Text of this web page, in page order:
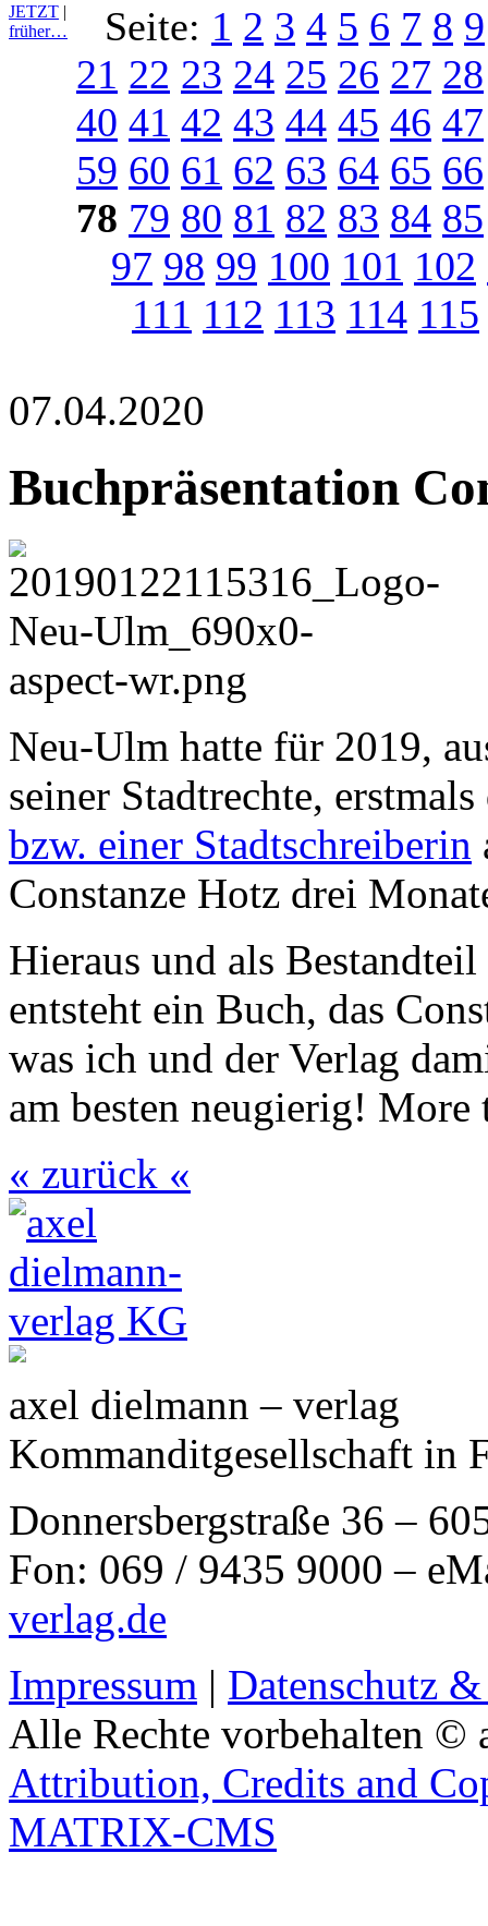
JETZT |
früher…
Seite: 1 2 3 4 5 6 7 8 9
21 22 23 24 25 26 27 28
40 41 42 43 44 45 46 47
59 60 61 62 63 64 65 66
78 79 80 81 82 83 84 85
97 98 99 100 101 102
111 112 113 114 115
07.04.2020
Buchpräsentation
Neu-Ulm hatte für 2019,
seiner Stadtrechte,
bzw. einer Stadtschreiberin
Constanze Hotz drei
Hieraus und als
entsteht ein Buch, das
was ich und der Verlag
am besten neugierig!
« zurück «
axel dielmann – verlag
Kommanditgesellschaft in
Donnersbergstraße 36 –
Fon: 069 / 9435 9000 –
verlag.de
Impressum | Datenschutz
Alle Rechte vorbehalten ©
Attribution, Credits and
MATRIX-CMS